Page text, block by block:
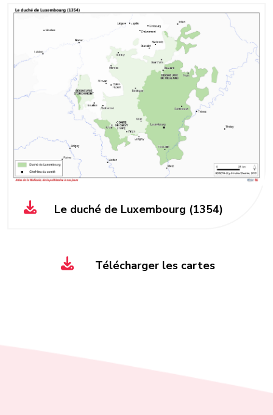
Le duché de Luxembourg (1354)
Télécharger les cartes